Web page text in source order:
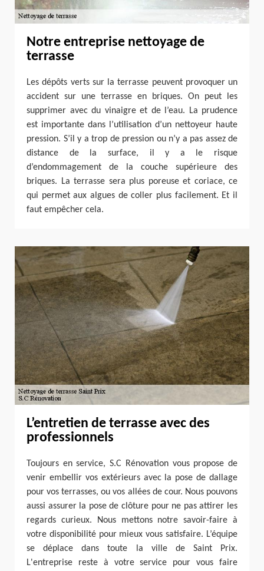
Notre entreprise nettoyage de
terrasse
Les dépôts verts sur la terrasse peuvent provoquer un
accident sur une terrasse en briques. On peut les
supprimer avec du vinaigre et de l’eau. La prudence
est importante dans l’utilisation d’un nettoyeur haute
pression. S’il y a trop de pression ou n’y a pas assez de
distance de la surface, il y a le risque
d’endommagement de la couche supérieure des
briques. La terrasse sera plus poreuse et coriace, ce
qui permet aux algues de coller plus facilement. Et il
faut empêcher cela.
L’entretien de terrasse avec des
professionnels
Toujours en service, S.C Rénovation vous propose de
venir embellir vos extérieurs avec la pose de dallage
pour vos terrasses, ou vos allées de cour. Nous pouvons
aussi assurer la pose de clôture pour ne pas attirer les
regards curieux. Nous mettons notre savoir-faire à
votre disponibilité pour mieux vous satisfaire. L’équipe
se déplace dans toute la ville de Saint Prix.
L'entreprise reste à votre service pour vous faire